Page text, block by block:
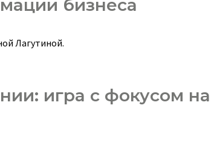
бизнеса
Лагутиной.
игра с фокусом на